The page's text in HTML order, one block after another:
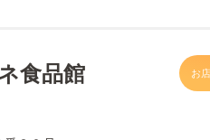
食品館 お